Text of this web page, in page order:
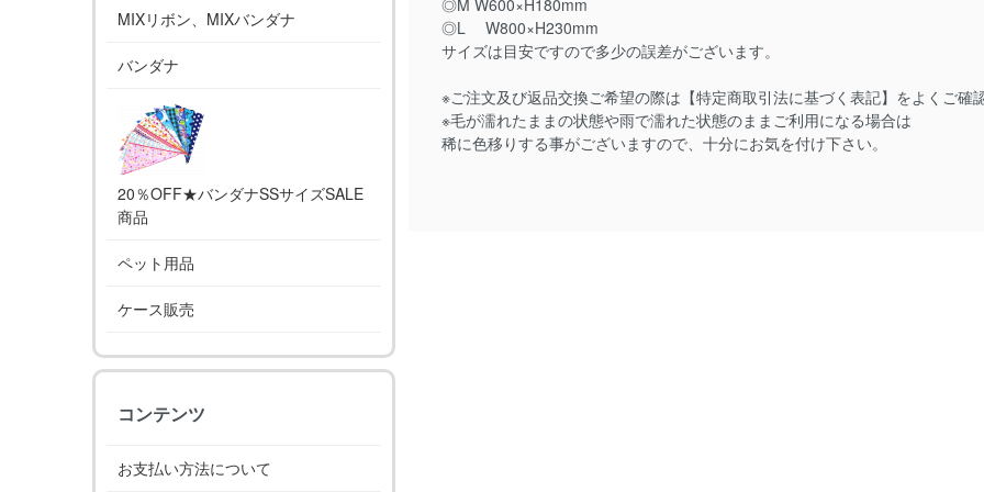
◎M W600×H180mm
◎L W800×H230mm
サイズは目安ですので多少の誤差がございます。
※ご注文及び返品交換ご希望の際は【特定商取引法に基づく表記】をよくご確
※毛が濡れたままの状態や雨で濡れた状態のままご利用になる場合は
稀に色移りする事がございますので、十分にお気を付け下さい。
MIXリボン、MIXバンダナ
バンダナ
20％OFF★バンダナSSサイズSALE
商品
ペット用品
ケース販売
コンテンツ
お支払い方法について